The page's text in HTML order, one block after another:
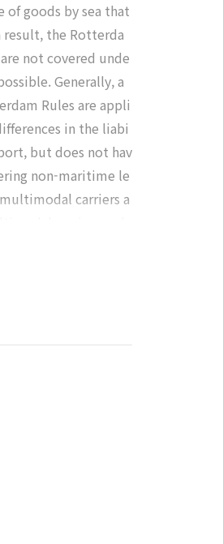
of goods by sea that
the Rotterda
not covered unde
Generally, a
Rules are appli
in the liabi
but does not hav
non-maritime le
carriers a
ratification of the
can be included
avoid the applicati